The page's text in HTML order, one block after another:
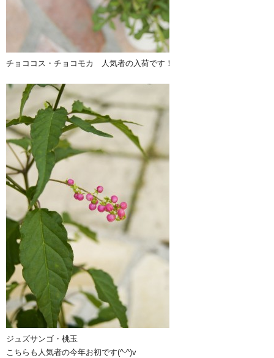
チョココス・チョコモカ 人気者の入荷です！
ジュズサンゴ・桃玉
こちらも人気者の今年お初です(^-^)v